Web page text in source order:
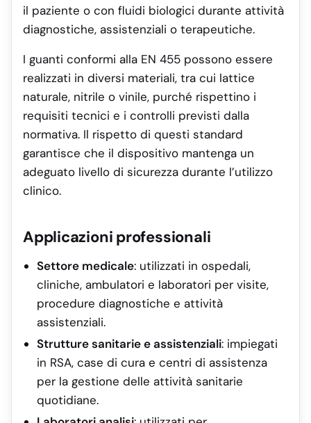
il paziente o con fluidi biologici durante attività
diagnostiche, assistenziali o terapeutiche.
I guanti conformi alla EN 455 possono essere
realizzati in diversi materiali, tra cui lattice
naturale, nitrile o vinile, purché rispettino i
requisiti tecnici e i controlli previsti dalla
normativa. Il rispetto di questi standard
garantisce che il dispositivo mantenga un
adeguato livello di sicurezza durante l’utilizzo
clinico.
Applicazioni professionali
Settore medicale: utilizzati in ospedali,
cliniche, ambulatori e laboratori per visite,
procedure diagnostiche e attività
assistenziali.
Strutture sanitarie e assistenziali: impiegati
in RSA, case di cura e centri di assistenza
per la gestione delle attività sanitarie
quotidiane.